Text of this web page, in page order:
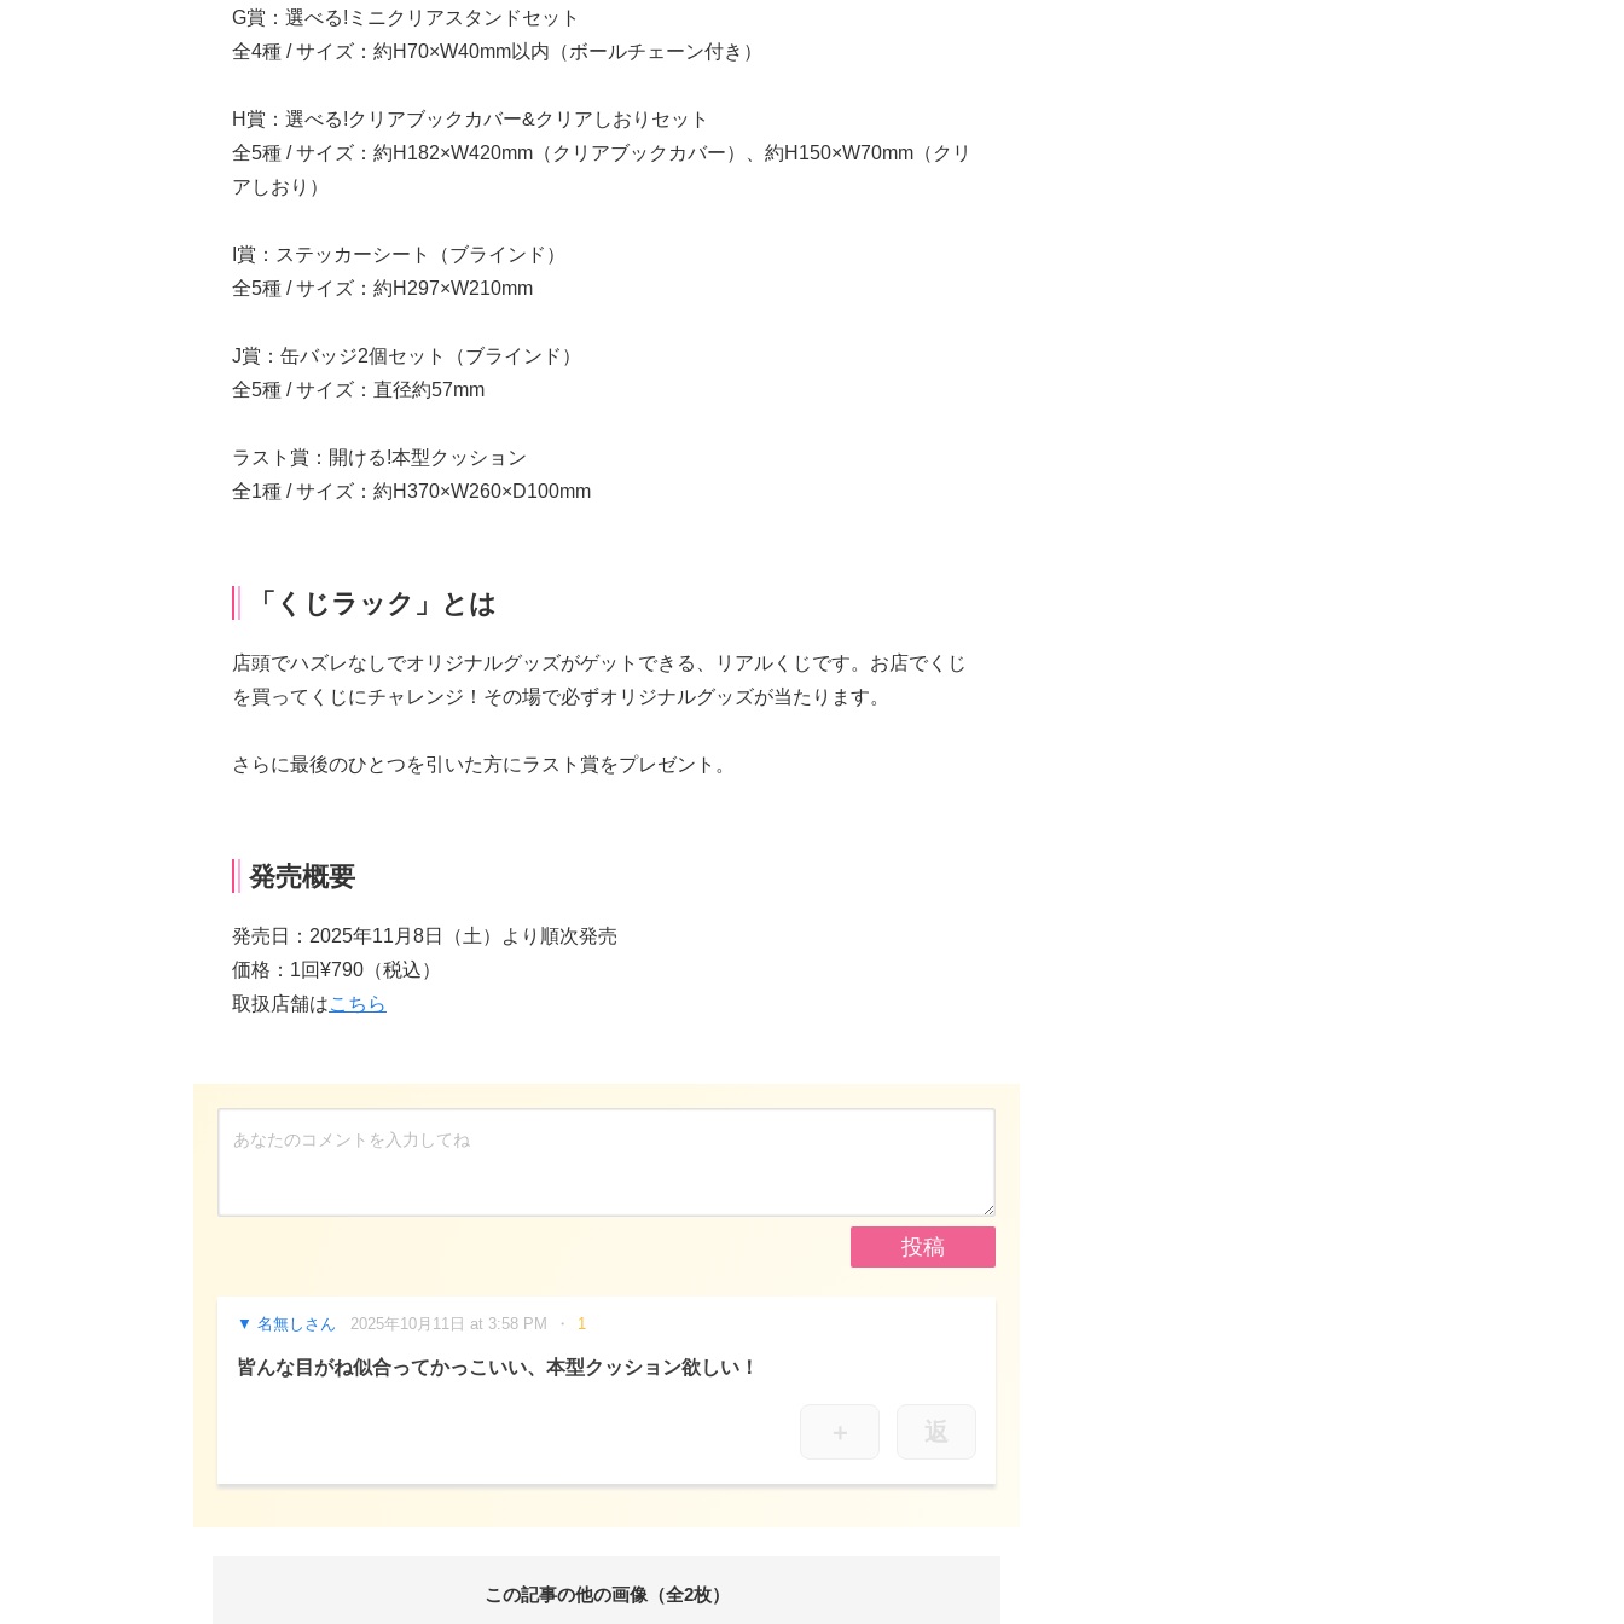
G賞：選べる!ミニクリアスタンドセット
全4種 / サイズ：約H70×W40mm以内（ボールチェーン付き）
H賞：選べる!クリアブックカバー&クリアしおりセット
全5種 / サイズ：約H182×W420mm（クリアブックカバー）、約H150×W70mm（クリ
アしおり）
I賞：ステッカーシート（ブラインド）
全5種 / サイズ：約H297×W210mm
J賞：缶バッジ2個セット（ブラインド）
全5種 / サイズ：直径約57mm
ラスト賞：開ける!本型クッション
全1種 / サイズ：約H370×W260×D100mm
「くじラック」とは
店頭でハズレなしでオリジナルグッズがゲットできる、リアルくじです。お店でくじ
を買ってくじにチャレンジ！その場で必ずオリジナルグッズが当たります。
さらに最後のひとつを引いた方にラスト賞をプレゼント。
発売概要
発売日：2025年11月8日（土）より順次発売
価格：1回¥790（税込）
取扱店舗はこちら
名無しさん 2025年10月11日 at 3:58 PM 1
皆んな目がね似合ってかっこいい、本型クッション欲しい！
＋ 返
この記事の他の画像（全2枚）